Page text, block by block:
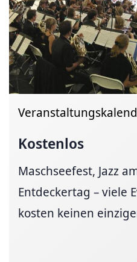
Kostenlos
Maschseefest, Jazz
Entdeckertag – viele
kosten keinen